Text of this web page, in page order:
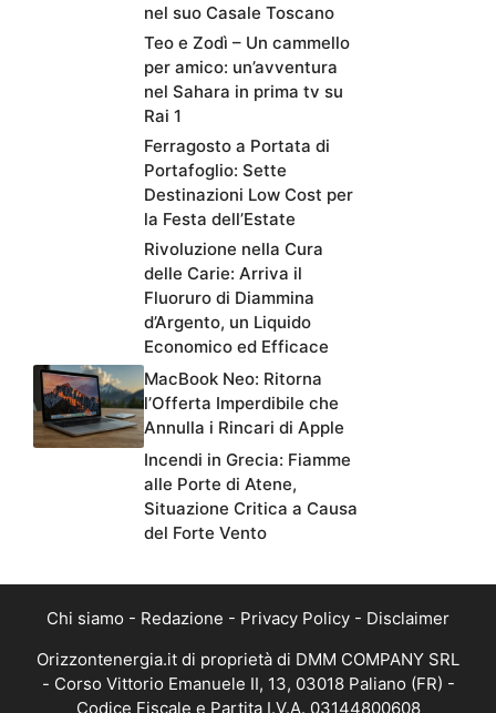
nel suo Casale Toscano
Teo e Zodì – Un cammello
per amico: un’avventura
nel Sahara in prima tv su
Rai 1
Ferragosto a Portata di
Portafoglio: Sette
Destinazioni Low Cost per
la Festa dell’Estate
Rivoluzione nella Cura
delle Carie: Arriva il
Fluoruro di Diammina
d’Argento, un Liquido
Economico ed Efficace
MacBook Neo: Ritorna
l’Offerta Imperdibile che
Annulla i Rincari di Apple
Incendi in Grecia: Fiamme
alle Porte di Atene,
Situazione Critica a Causa
del Forte Vento
Chi siamo - Redazione - Privacy Policy - Disclaimer
Orizzontenergia.it di proprietà di DMM COMPANY SRL
- Corso Vittorio Emanuele II, 13, 03018 Paliano (FR) -
Codice Fiscale e Partita I.V.A. 03144800608